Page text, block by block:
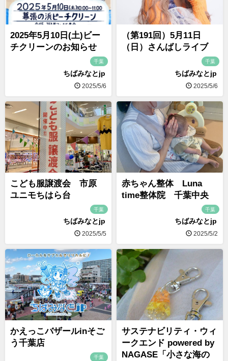
2025年5月10日(土)ビー
チクリーンのお知らせ
千葉
ちばみなとjp
2025/5/6
（第191回）5月11日
（日）さんばしライブ
千葉
ちばみなとjp
2025/5/6
こども服譲渡会 市原
ユニモちはら台
千葉
ちばみなとjp
2025/5/5
赤ちゃん整体 Luna
time整体院 千葉中央
千葉
ちばみなとjp
2025/5/2
かえっこバザールinそご
う千葉店
千葉
サステナビリティ・ウィ
ークエンド powered by
NAGASE「小さな海の